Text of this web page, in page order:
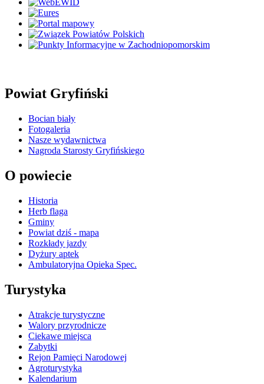
Powiat Gryfiński
Bocian biały
Fotogaleria
Nasze wydawnictwa
Nagroda Starosty Gryfińskiego
O powiecie
Historia
Herb flaga
Gminy
Powiat dziś - mapa
Rozkłady jazdy
Dyżury aptek
Ambulatoryjna Opieka Spec.
Turystyka
Atrakcje turystyczne
Walory przyrodnicze
Ciekawe miejsca
Zabytki
Rejon Pamięci Narodowej
Agroturystyka
Kalendarium